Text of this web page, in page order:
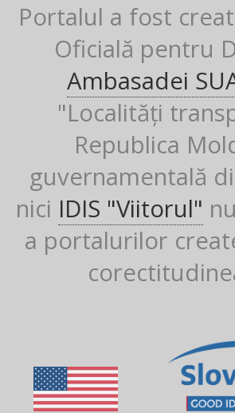
Portalul a fost
Oficială pentru
Ambasadei
"Localități
Republica
guvernamentală
nici IDIS "Viitorul"
a portalurilor